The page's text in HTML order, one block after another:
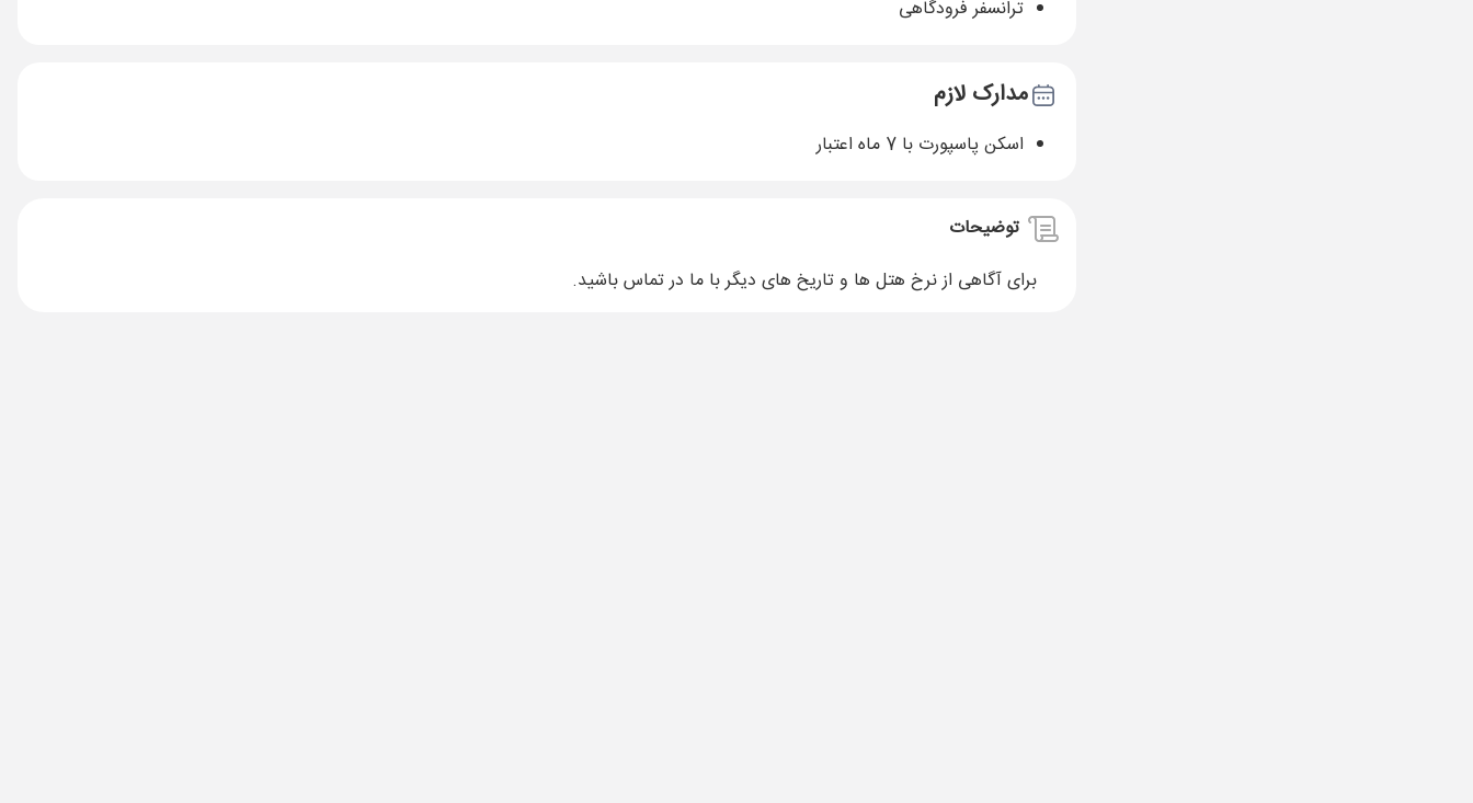
ترانسفر فرودگاهی
مدارک لازم
اسکن پاسپورت با 7 ماه اعتبار
توضیحات
برای آگاهی از نرخ هتل ها و تاریخ های دیگر با ما در تماس باشید.